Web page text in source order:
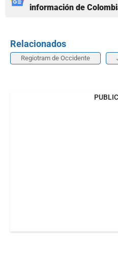
información de
Relacionados
Regiotram de Occidente